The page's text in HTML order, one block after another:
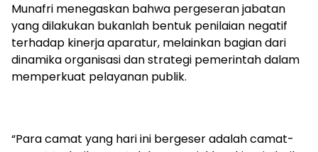
Munafri menegaskan bahwa pergeseran jabatan
yang dilakukan bukanlah bentuk penilaian negatif
terhadap kinerja aparatur, melainkan bagian dari
dinamika organisasi dan strategi pemerintah dalam
memperkuat pelayanan publik.
“Para camat yang hari ini bergeser adalah camat-